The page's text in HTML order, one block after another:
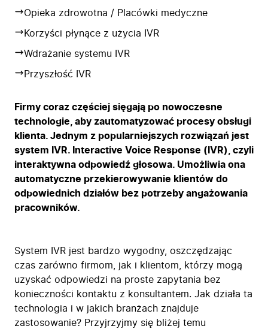
Opieka zdrowotna / Placówki medyczne
Korzyści płynące z użycia IVR
Wdrażanie systemu IVR
Przyszłość IVR
Firmy coraz częściej sięgają po nowoczesne
technologie, aby zautomatyzować procesy obsługi
klienta. Jednym z popularniejszych rozwiązań jest
system IVR. Interactive Voice Response (IVR), czyli
interaktywna odpowiedź głosowa. Umożliwia ona
automatyczne przekierowywanie klientów do
odpowiednich działów bez potrzeby angażowania
pracowników.
System IVR jest bardzo wygodny, oszczędzając
czas zarówno firmom, jak i klientom, którzy mogą
uzyskać odpowiedzi na proste zapytania bez
konieczności kontaktu z konsultantem. Jak działa ta
technologia i w jakich branżach znajduje
zastosowanie? Przyjrzyjmy się bliżej temu